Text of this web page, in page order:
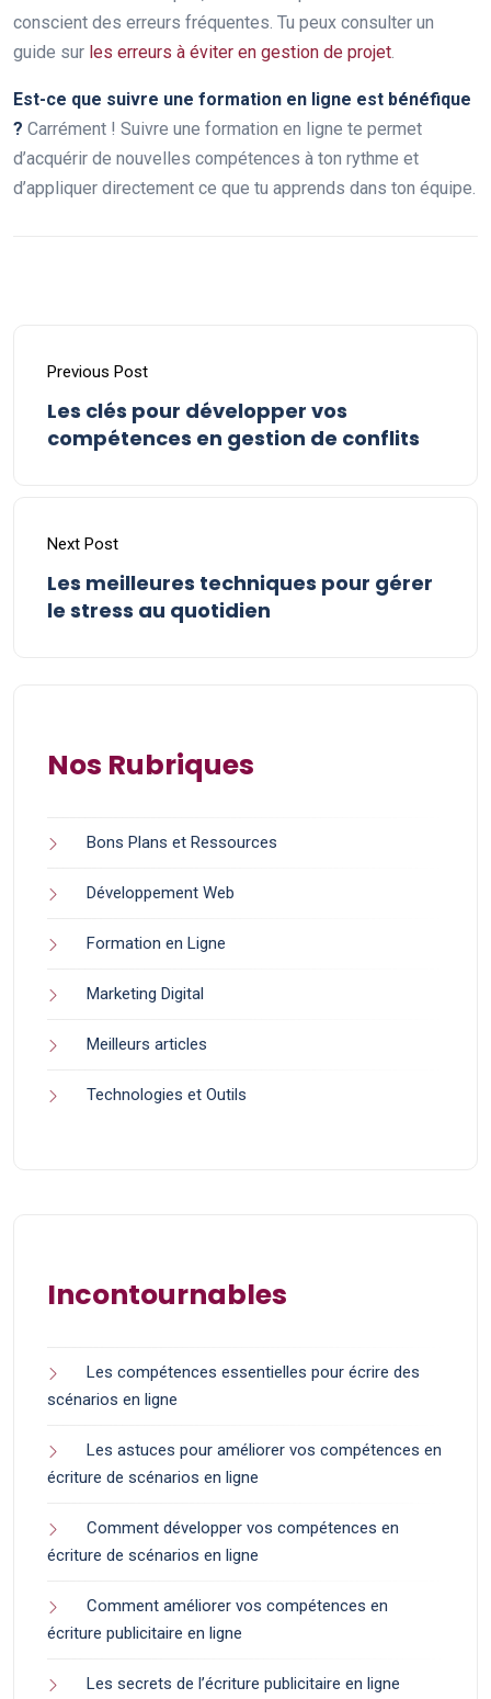
conscient des erreurs fréquentes. Tu peux consulter un
guide sur les erreurs à éviter en gestion de projet
Est-ce que suivre une formation en ligne est bénéfique
? Carrément ! Suivre une formation en ligne te permet
d’acquérir de nouvelles compétences à ton rythme et
d’appliquer directement ce que tu apprends dans ton équipe.
Previous Post
Les clés pour développer vos
compétences en gestion de conflits
Next Post
Les meilleures techniques pour gérer
le stress au quotidien
Nos Rubriques
Bons Plans et Ressources
Développement Web
Formation en Ligne
Marketing Digital
Meilleurs articles
Technologies et Outils
Incontournables
Les compétences essentielles pour écrire des
scénarios en ligne
Les astuces pour améliorer vos compétences en
écriture de scénarios en ligne
Comment développer vos compétences en
écriture de scénarios en ligne
Comment améliorer vos compétences en
écriture publicitaire en ligne
Les secrets de l’écriture publicitaire en ligne